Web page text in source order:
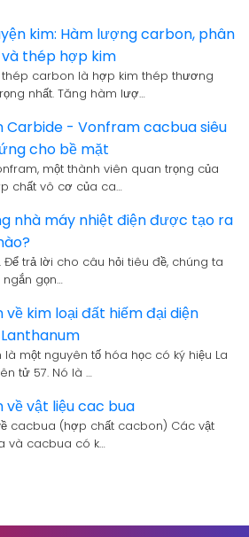
kim: Hàm lượng carbon, phân
thép hợp kim
thép carbon là hợp kim thép thương
nhất. Tăng hàm lượ…
Carbide - Vonfram cacbua siêu
cho bề mặt
một thành viên quan trọng của
chất vô cơ của ca…
nhà máy nhiệt điện được tạo ra
Để trả lời cho câu hỏi tiêu đề, chúng ta
gọn…
về kim loại đất hiếm đại diện
là một nguyên tố hóa học có ký hiệu La
tử 57. Nó là …
về vật liệu cac bua
cacbua (hợp chất cacbon) Các vật
và cacbua có k…